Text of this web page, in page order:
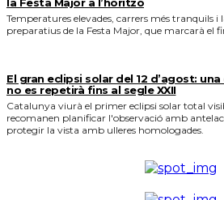
Temperatures elevades, carrers més tranquils i
preparatius de la Festa Major, que marcarà el
El gran eclipsi solar del 12 d’agost:
no es repetirà fins al segle XXII
Catalunya viurà el primer eclipsi solar total
recomanen planificar l'observació amb
protegir la vista amb ulleres homologades.